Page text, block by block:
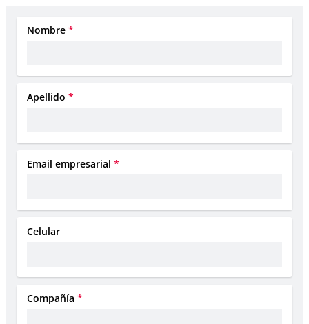
Nombre *
Apellido *
Email empresarial *
Celular
Compañía *